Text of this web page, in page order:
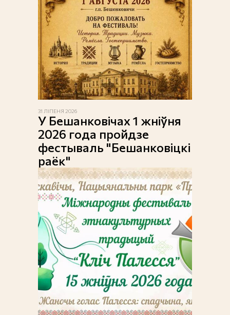
31 ЛІПЕНЯ 2026
У Бешанковічах 1 жніўня
2026 года пройдзе
фестываль "Бешанковіцкі
раёк"